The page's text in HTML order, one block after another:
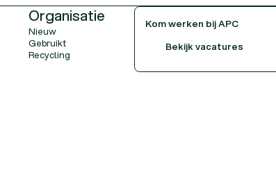
Organisatie
Nieuw
Gebruikt
Recycling
Kom werken bij APC
Bekijk vacatures
Bekijk vacatures